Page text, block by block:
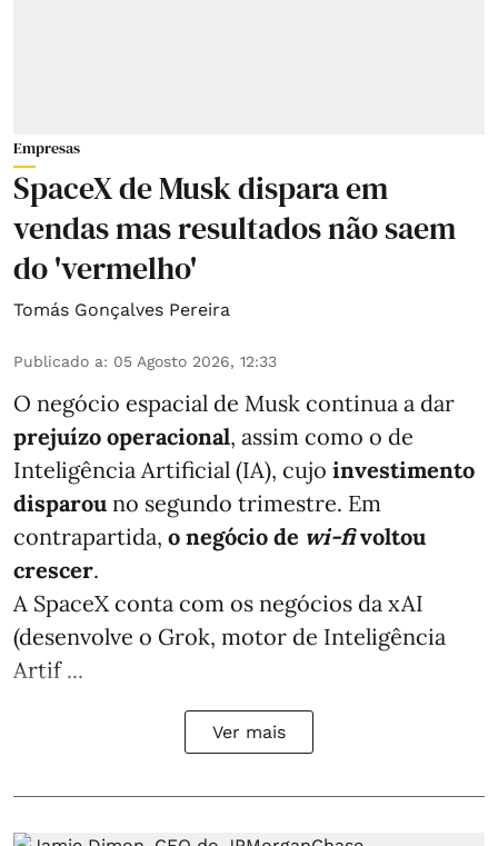
Empresas
SpaceX de Musk dispara em
vendas mas resultados não saem
do 'vermelho'
Tomás Gonçalves Pereira
Publicado a: 05 Agosto 2026, 12:33
O negócio espacial de Musk continua a dar
prejuízo operacional, assim como o de
Inteligência Artificial (IA), cujo investimento
disparou no segundo trimestre. Em
contrapartida, o negócio de wi-fivoltou
crescer.
A SpaceX conta com os negócios da xAI
(desenvolve o Grok, motor de Inteligência
Artif ...
Ver mais